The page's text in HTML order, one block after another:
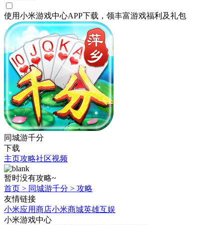
使用小米游戏中心APP下载 ，领丰富游戏福利 及礼包
同城游千分
下载
主页攻略社区视频
暂时没有攻略~
首页 > 同城游千分 > 攻略
友情链接
小米应用商店小米商城英雄互娱
小米游戏中心